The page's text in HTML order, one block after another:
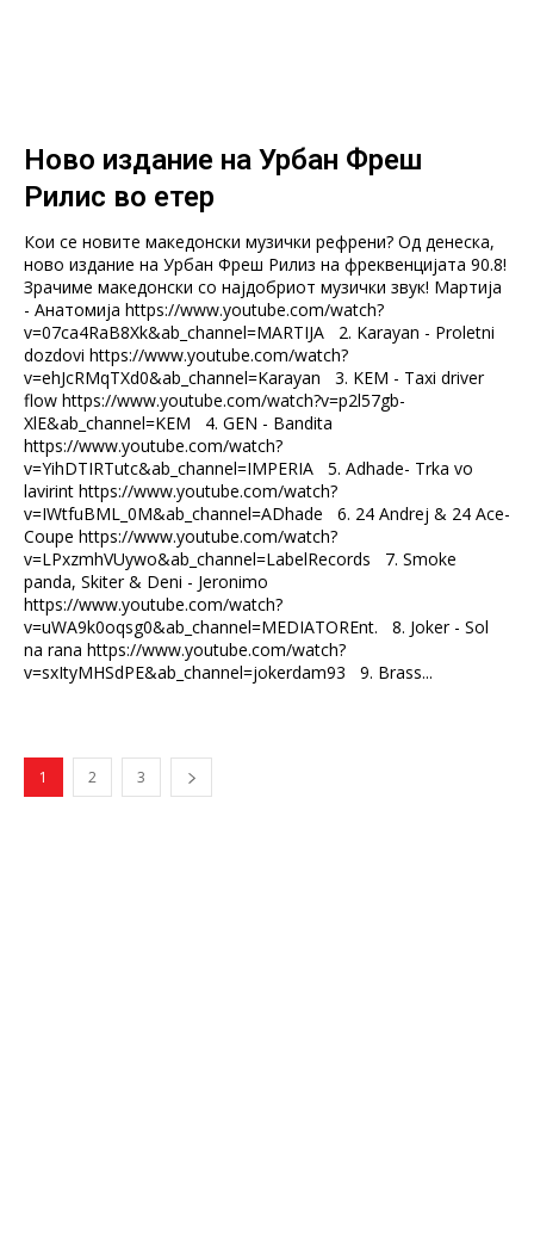
Ново издание на Урбан Фреш
Рилис во етер
Кои се новите македонски музички рефрени? Од денеска,
ново издание на Урбан Фреш Рилиз на фреквенцијата 90.8!
Зрачиме македонски со најдобриот музички звук! Мартија
- Анатомија https://www.youtube.com/watch?
v=07ca4RaB8Xk&ab_channel=MARTIJA 2. Karayan - Proletni
dozdovi https://www.youtube.com/watch?
v=ehJcRMqTXd0&ab_channel=Karayan 3. KEM - Taxi driver
flow https://www.youtube.com/watch?v=p2l57gb-
XlE&ab_channel=KEM 4. GEN - Bandita
https://www.youtube.com/watch?
v=YihDTIRTutc&ab_channel=IMPERIA 5. Adhade- Trka vo
lavirint https://www.youtube.com/watch?
v=IWtfuBML_0M&ab_channel=ADhade 6. 24 Andrej & 24 Ace-
Coupe https://www.youtube.com/watch?
v=LPxzmhVUywo&ab_channel=LabelRecords 7. Smoke
panda, Skiter & Deni - Jeronimo
https://www.youtube.com/watch?
v=uWA9k0oqsg0&ab_channel=MEDIATOREnt. 8. Joker - Sol
na rana https://www.youtube.com/watch?
v=sxItyMHSdPE&ab_channel=jokerdam93 9. Brass...
1 2 3